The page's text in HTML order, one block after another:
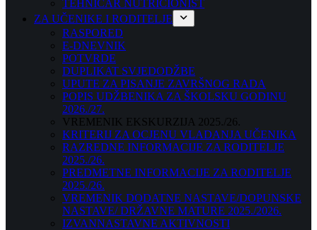
TEHNIČAR NUTRICIONIST
ZA UČENIKE I RODITELJE
RASPORED
E-DNEVNIK
POTVRDE
DUPLIKAT SVJEDODŽBE
UPUTE ZA PISANJE ZAVRŠNOG RADA
POPIS UDŽBENIKA ZA ŠKOLSKU GODINU
2026./27.
VREMENIK EKSKURZIJA 2025./26.
KRITERIJ ZA OCJENU VLADANJA UČENIKA
RAZREDNE INFORMACIJE ZA RODITELJE
2025./26.
PREDMETNE INFORMACIJE ZA RODITELJE
2025./26.
VREMENIK DODATNE NASTAVE/DOPUNSKE
NASTAVE/ DRŽAVNE MATURE 2025./2026.
IZVANNASTAVNE AKTIVNOSTI